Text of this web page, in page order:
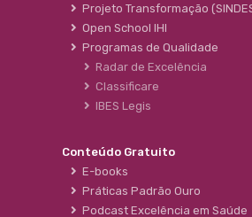
Projeto Transformação
Open School IHI
Programas de Qualidade
Radar de Excelência
Classificare
IBES Legis
Conteúdo Gratuito
E-books
Práticas Padrão Ouro
Podcast Excelência em Saúde